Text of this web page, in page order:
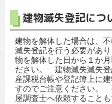
建物滅失登記につ
建物を解体した場合は、
滅失登記を行う必要があ
物を解体した日から１か
ださい。 建物滅失滅失
産課税台帳や登記簿上に
すのでご注意ください。
屋調査士へ依頼することも